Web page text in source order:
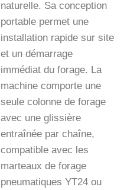
naturelle. Sa conception
portable permet une
installation rapide sur site
et un démarrage
immédiat du forage. La
machine comporte une
seule colonne de forage
avec une glissière
entraînée par chaîne,
compatible avec les
marteaux de forage
pneumatiques YT24 ou